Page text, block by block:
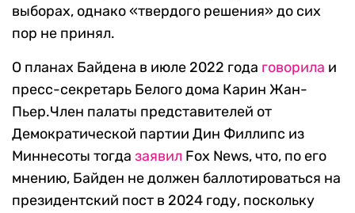
выборах, однако «твердого решения» до сих
пор не принял.
О планах Байдена в июле 2022 года говорила и
пресс-секретарь Белого дома Карин Жан-
Пьер.Член палаты представителей от
Демократической партии Дин Филлипс из
Миннесоты тогда заявил Fox News, что, по его
мнению, Байден не должен баллотироваться на
президентский пост в 2024 году, поскольку